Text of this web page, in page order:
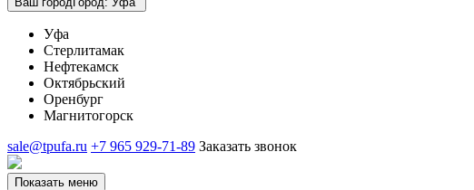
Уфа
Стерлитамак
Нефтекамск
Октябрьский
Оренбург
Магнитогорск
sale@tpufa.ru +7 965 929-71-89 Заказать звонок
Показать меню